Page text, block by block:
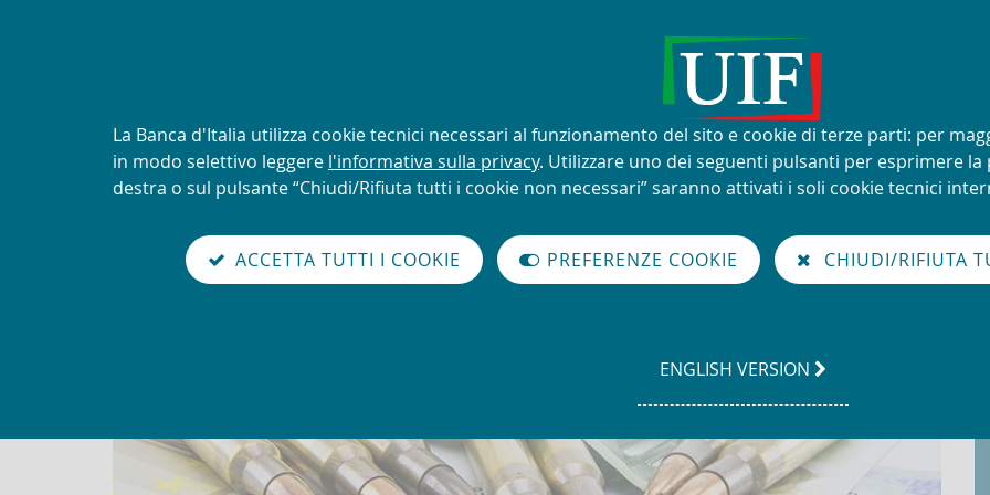
Tentativi di truffa con utilizzo improprio del nome e del
Torna
Unità di Informazione Finanziaria per l'Italia
sei qui:
Comunicazioni sanzioni finanziarie
Informativa
sui
cookie:
La Banca d'Italia utilizza cookie tecnici necessari al funzionamento del sito e cookie di terze parti: per
in modo selettivo leggere l'informativa sulla privacy. Utilizzare uno dei seguenti pulsanti per esprimere la
destra o sul pulsante “Chiudi/Rifiuta tutti i cookie non necessari” saranno attivati i soli cookie tecnici
ACCETTA TUTTI I COOKIE PREFERENZE COOKIE CHIUDI/RIFIUTA
GO
ENGLISH VERSION